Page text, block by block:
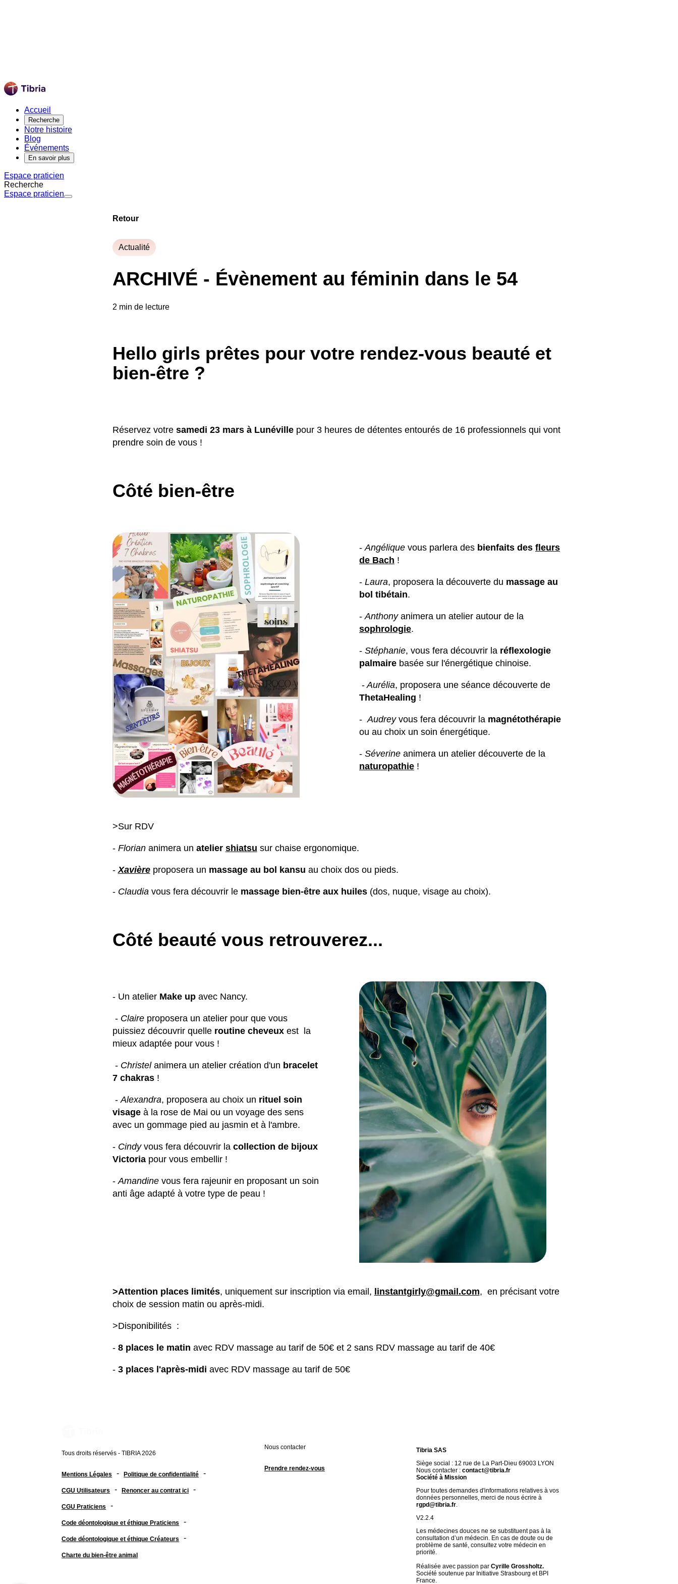
Accueil
Recherche
Notre histoire
Blog
Événements
En savoir plus
Espace praticien
Recherche
Espace praticien
Retour
Actualité
ARCHIVÉ - Évènement au féminin dans le 54
2 min de lecture
Hello girls prêtes pour votre rendez-vous beauté et
bien-être ?
Réservez votre samedi 23 mars à Lunévillepour 3 heures de détentes entourés de 16 professionnels qui vont
prendre soin de vous !
Côté bien-être
- Angélique vous parlera des bienfaits des fleurs
de Bach !
- Laura, proposera la découverte du massage au
bol tibétain.
- Anthonyanimera un atelier autour de la
sophrologie.
- Stéphanie, vous fera découvrir la réflexologie
palmairebasée sur l'énergétique chinoise.
-Aurélia, proposera une séance découverte de
ThetaHealing !
- Audreyvous fera découvrir la magnétothérapie
ou au choix un soin énergétique.
- Séverineanimera un atelier découverte de la
naturopathie!
>Sur RDV
-Florian animera un atelier shiatsu sur chaise ergonomique.
- Xavièreproposera un massage au bol kansu au choix dos ou pieds.
- Claudia vous fera découvrir le massage bien-être aux huiles(dos, nuque, visage au choix).
Côté beauté vous retrouverez...
- Un atelier Make upavec Nancy.
- Claireproposera un atelier pour que vous
puissiez découvrir quelleroutine cheveuxest la
mieux adaptée pour vous !
- Christelanimera un atelier création d'un bracelet
7 chakras!
- Alexandra, proposera au choix un rituel soin
visageà la rose de Mai ou un voyage des sens
avec un gommage pied au jasmin et à l'ambre.
- Cindyvous fera découvrir lacollection de bijoux
Victoriapour vous embellir !
- Amandinevous fera rajeunir en proposant un soin
anti âge adapté à votre type de peau !
>Attention places limités, uniquement sur inscription via email, linstantgirly@gmail.com, en précisant votre
choix de session matin ou après-midi.
>Disponibilités :
- 8 places le matin avec RDV massage au tarif de 50€ et 2 sans RDV massage au tarif de 40€
- 3 places l'après-midi avec RDV massage au tarif de 50€
Tous droits réservés - TIBRIA 2026
Mentions Légales - Politique de confidentialité -
CGU Utilisateurs - Renoncer au contrat ici -
CGU Praticiens -
Code déontologique et éthique Praticiens -
Code déontologique et éthique Créateurs -
Charte du bien-être animal
Nous contacter
Prendre rendez-vous
Tibria SAS
Siège social : 12 rue de La Part-Dieu 69003 LYON
Nous contacter :contact@tibria.fr
Société à Mission
Pour toutes demandes d'informations relatives à vos
données personnelles, merci de nous écrire à
rgpd@tibria.fr.
V2.2.4
Les médecines douces ne se substituent pas à la
consultation d’un médecin. En cas de doute ou de
problème de santé, consultez votre médecin en
priorité.
Réalisée avec passion parCyrille Grossholtz.
Société soutenue par Initiative Strasbourg et BPI
France.